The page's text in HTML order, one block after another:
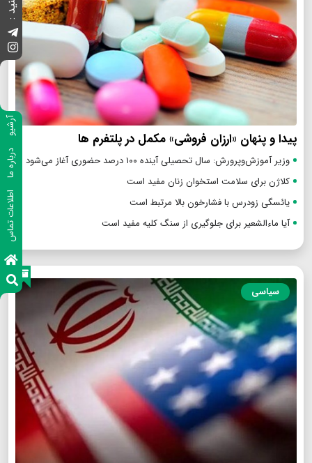
آرشیو
درباره ما
اطلاعات تماس
پیدا و پنهان «ارزان فروشی» مکمل در پلتفرم ها
وزیر آموزش‌وپرورش: سال تحصیلی آینده ۱۰۰ درصد حضوری آغاز می‌شود
کلاژن برای سلامت استخوان زنان مفید است
یائسگی زودرس با فشارخون بالا مرتبط است
آیا ماءالشعیر برای جلوگیری از سنگ کلیه مفید است
سیاسی